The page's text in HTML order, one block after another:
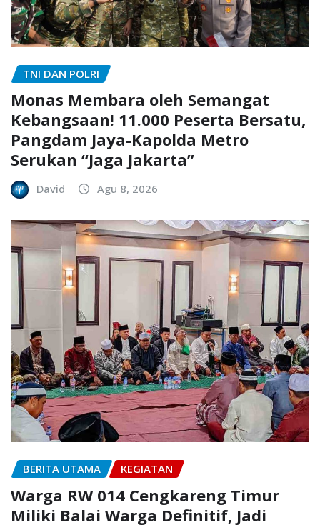
TNI DAN POLRI
Monas Membara oleh Semangat
Kebangsaan! 11.000 Peserta Bersatu,
Pangdam Jaya-Kapolda Metro
Serukan “Jaga Jakarta”
David Agu 8, 2026
BERITA UTAMA KEGIATAN
Warga RW 014 Cengkareng Timur
Miliki Balai Warga Definitif, Jadi